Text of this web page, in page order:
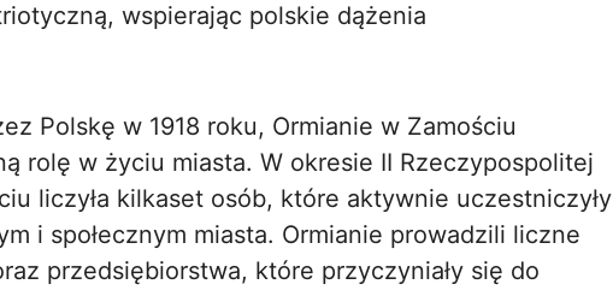
wspierając polskie dążenia
Polskę w 1918 roku, Ormianie w Zamościu
rolę w życiu miasta. W okresie II Rzeczypospolitej
liczyła kilkaset osób, które aktywnie uczestniczyły
i społecznym miasta. Ormianie prowadzili liczne
przedsiębiorstwa, które przyczyniały się do